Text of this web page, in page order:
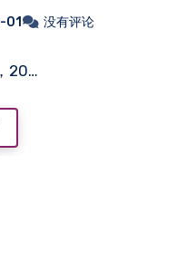
/DDOS/
宽/DDOS/
密-主机百
01 没有评论
20…